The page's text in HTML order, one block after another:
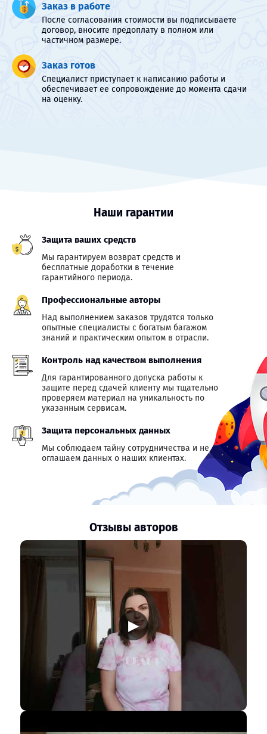
Заказ в работе
После согласования стоимости вы подписываете
договор, вносите предоплату в полном или
частичном размере.
Заказ готов
Специалист приступает к написанию работы и
обеспечивает ее сопровождение до момента сдачи
на оценку.
Наши гарантии
Защита ваших средств
Мы гарантируем возврат средств и
бесплатные доработки в течение
гарантийного периода.
Профессиональные авторы
Над выполнением заказов трудятся только
опытные специалисты с богатым багажом
знаний и практическим опытом в отрасли.
Контроль над качеством выполнения
Для гарантированного допуска работы к
защите перед сдачей клиенту мы тщательно
проверяем материал на уникальность по
указанным сервисам.
Защита персональных данных
Мы соблюдаем тайну сотрудничества и не
оглашаем данных о наших клиентах.
Отзывы авторов
▶